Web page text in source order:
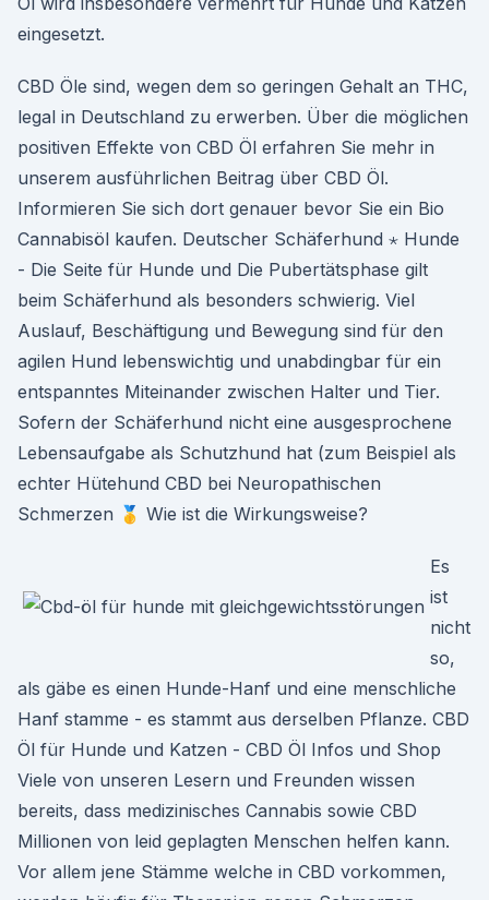
eingesetzt.
CBD Öle sind, wegen dem so geringen Gehalt an THC,
legal in Deutschland zu erwerben. Über die möglichen
positiven Effekte von CBD Öl erfahren Sie mehr in
unserem ausführlichen Beitrag über CBD Öl.
Informieren Sie sich dort genauer bevor Sie ein Bio
Cannabisöl kaufen. Deutscher Schäferhund ⋆ Hunde
- Die Seite für Hunde und Die Pubertätsphase gilt
beim Schäferhund als besonders schwierig. Viel
Auslauf, Beschäftigung und Bewegung sind für den
agilen Hund lebenswichtig und unabdingbar für ein
entspanntes Miteinander zwischen Halter und Tier.
Sofern der Schäferhund nicht eine ausgesprochene
Lebensaufgabe als Schutzhund hat (zum Beispiel als
echter Hütehund CBD bei Neuropathischen
Schmerzen 🥇 Wie ist die Wirkungsweise?
Es
ist
nicht
so,
als gäbe es einen Hunde-Hanf und eine menschliche
Hanf stamme - es stammt aus derselben Pflanze. CBD
Öl für Hunde und Katzen - CBD Öl Infos und Shop
Viele von unseren Lesern und Freunden wissen
bereits, dass medizinisches Cannabis sowie CBD
Millionen von leid geplagten Menschen helfen kann.
Vor allem jene Stämme welche in CBD vorkommen,